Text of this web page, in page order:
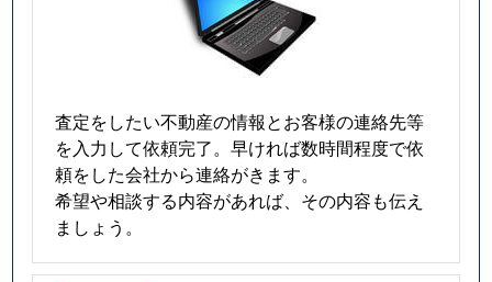
査定をしたい不動産の情報とお客様の連絡先等
を入力して依頼完了。早ければ数時間程度で依
頼をした会社から連絡がきます。
希望や相談する内容があれば、その内容も伝え
ましょう。